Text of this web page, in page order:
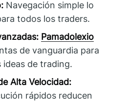
Navegación simple lo
todos los traders.
Pamadolexio
de vanguardia para
de trading.
Alta Velocidad:
rápidos reducen